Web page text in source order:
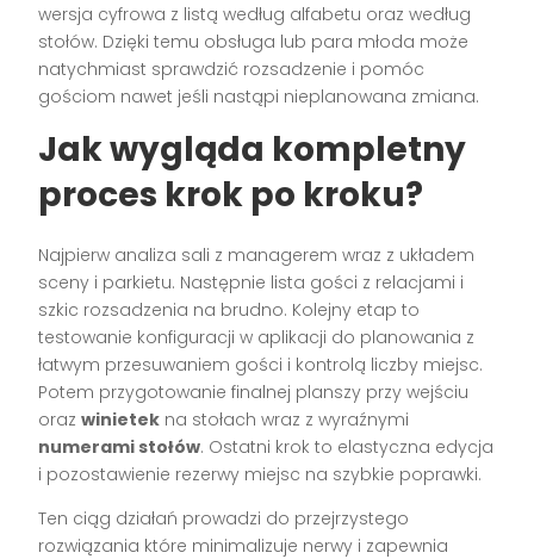
wersja cyfrowa z listą według alfabetu oraz według
stołów. Dzięki temu obsługa lub para młoda może
natychmiast sprawdzić rozsadzenie i pomóc
gościom nawet jeśli nastąpi nieplanowana zmiana.
Jak wygląda kompletny
proces krok po kroku?
Najpierw analiza sali z managerem wraz z układem
sceny i parkietu. Następnie lista gości z relacjami i
szkic rozsadzenia na brudno. Kolejny etap to
testowanie konfiguracji w aplikacji do planowania z
łatwym przesuwaniem gości i kontrolą liczby miejsc.
Potem przygotowanie finalnej planszy przy wejściu
orazwinietek na stołach wraz z wyraźnymi
numerami stołów. Ostatni krok to elastyczna edycja
i pozostawienie rezerwy miejsc na szybkie poprawki.
Ten ciąg działań prowadzi do przejrzystego
rozwiązania które minimalizuje nerwy i zapewnia